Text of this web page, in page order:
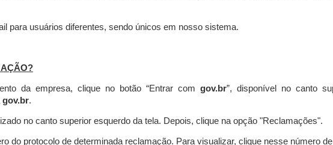
para usuários diferentes, sendo únicos em nosso sistema.
da empresa, clique no botão “Entrar com gov.br”, disponível no canto
gov.br.
no canto superior esquerdo da tela. Depois, clique na opção "Reclamações".
do protocolo de determinada reclamação. Para visualizar, clique nesse número